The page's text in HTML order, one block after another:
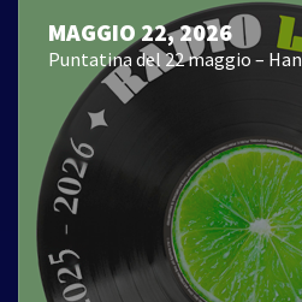
MAGGIO 22, 2026
Puntatina del 22 maggio –